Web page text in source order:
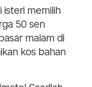
isteri memilih
50 sen
malam di
kos bahan